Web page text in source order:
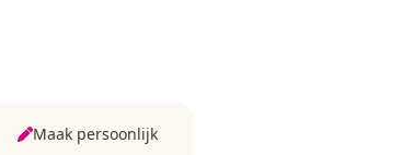
Maak persoonlijk